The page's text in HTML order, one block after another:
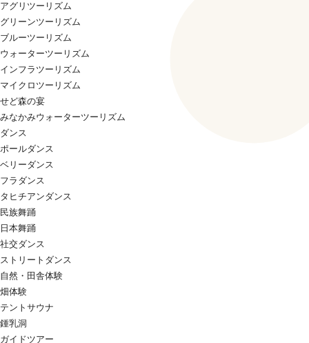
アグリツーリズム
グリーンツーリズム
ブルーツーリズム
ウォーターツーリズム
インフラツーリズム
マイクロツーリズム
せど森の宴
みなかみウォーターツーリズム
ダンス
ポールダンス
ベリーダンス
フラダンス
タヒチアンダンス
民族舞踊
日本舞踊
社交ダンス
ストリートダンス
自然・田舎体験
畑体験
テントサウナ
鍾乳洞
ガイドツアー